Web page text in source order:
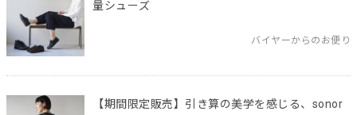
量シューズ
バイヤーからのお便り
【期間限定販売】引き算の美学を感じる、sonor